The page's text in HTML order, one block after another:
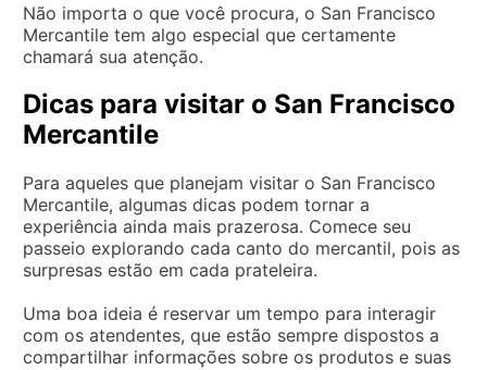
Não importa o que você procura, o San Francisco
Mercantile tem algo especial que certamente
chamará sua atenção.
Dicas para visitar o San Francisco
Mercantile
Para aqueles que planejam visitar o San Francisco
Mercantile, algumas dicas podem tornar a
experiência ainda mais prazerosa. Comece seu
passeio explorando cada canto do mercantil, pois as
surpresas estão em cada prateleira.
Uma boa ideia é reservar um tempo para interagir
com os atendentes, que estão sempre dispostos a
compartilhar informações sobre os produtos e suas